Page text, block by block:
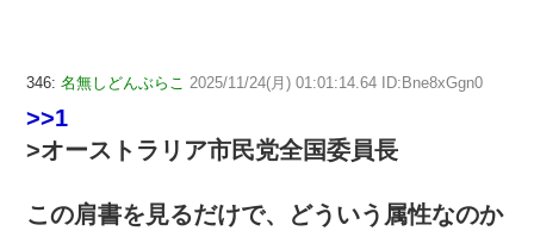
346: 名無しどんぶらこ 2025/11/24(月) 01:01:14.64 ID:Bne8xGgn0
>>1
>オーストラリア市民党全国委員長
この肩書を見るだけで、どういう属性なのか